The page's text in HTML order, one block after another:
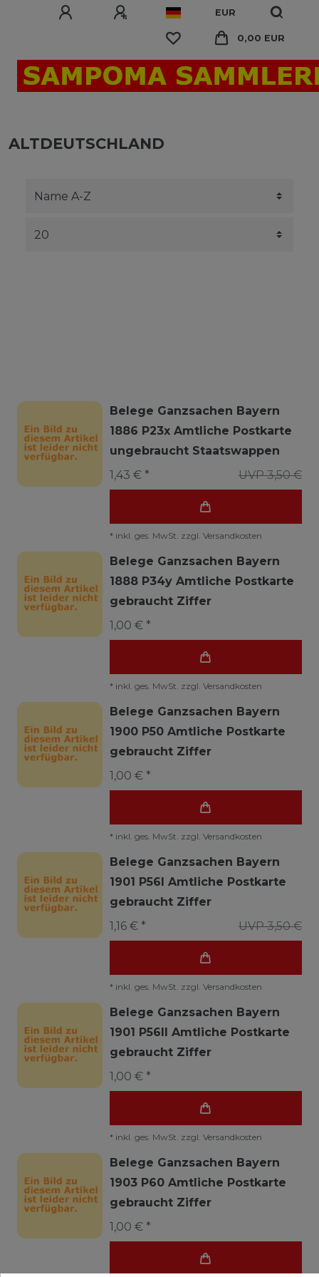
EUR
0,00 EUR
ALTDEUTSCHLAND
Belege Ganzsachen Bayern
1886 P23x Amtliche Postkarte
ungebraucht Staatswappen
UVP 3,50 €
1,43 € *
* inkl. ges. MwSt. zzgl. Versandkosten
Belege Ganzsachen Bayern
1888 P34y Amtliche Postkarte
gebraucht Ziffer
1,00 € *
* inkl. ges. MwSt. zzgl. Versandkosten
Belege Ganzsachen Bayern
1900 P50 Amtliche Postkarte
gebraucht Ziffer
1,00 € *
* inkl. ges. MwSt. zzgl. Versandkosten
Belege Ganzsachen Bayern
1901 P56I Amtliche Postkarte
gebraucht Ziffer
UVP 3,50 €
1,16 € *
* inkl. ges. MwSt. zzgl. Versandkosten
Belege Ganzsachen Bayern
1901 P56II Amtliche Postkarte
gebraucht Ziffer
1,00 € *
* inkl. ges. MwSt. zzgl. Versandkosten
Belege Ganzsachen Bayern
1903 P60 Amtliche Postkarte
gebraucht Ziffer
1,00 € *